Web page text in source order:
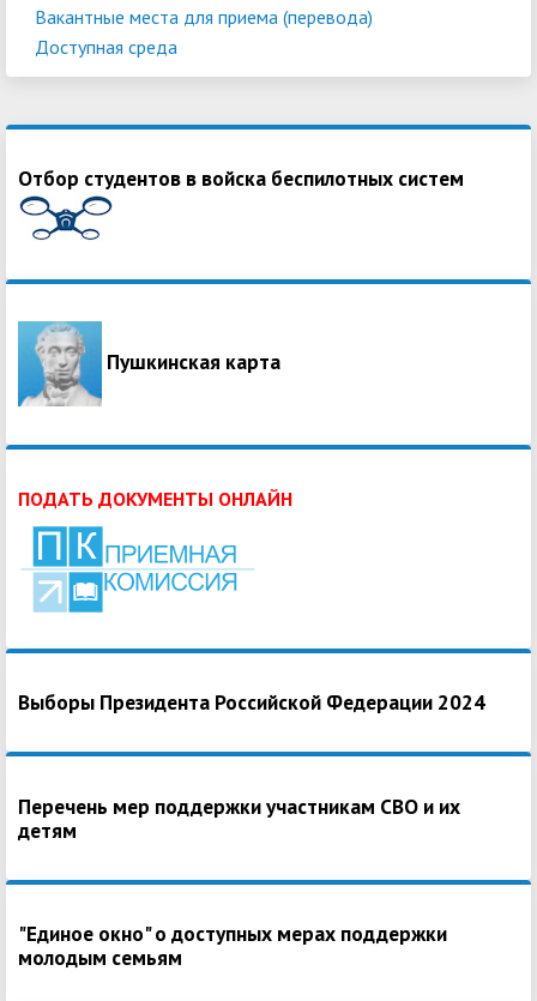
Вакантные места для приема (перевода)
Доступная среда
Отбор студентов в войска беспилотных систем
Пушкинская карта
ПОДАТЬ ДОКУМЕНТЫ ОНЛАЙН
Выборы Президента Российской Федерации 2024
Перечень мер поддержки участникам СВО и их
детям
"Единое окно" о доступных мерах поддержки
молодым семьям